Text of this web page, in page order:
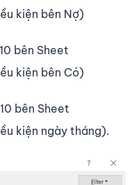
kiện bên Nợ)
bên Sheet
kiện bên Có)
bên Sheet
kiện ngày tháng).